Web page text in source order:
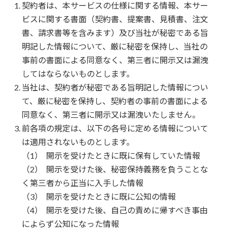
契約者は、本サービスの仕様に関する情報、本サー
ビスに関する書面（契約書、提案書、見積書、注文
書、請求書等を含みます）及び当社が秘密である旨
明記した情報について、厳に秘密を保持し、当社の
事前の書面による同意なく、第三者に開示又は漏洩
してはならないものとします。
当社は、契約者が秘密である旨明記した情報につい
て、厳に秘密を保持し、契約者の事前の書面による
同意なく、第三者に開示又は漏洩いたしません。
前各項の規定は、以下の各号に定める情報について
は適用されないものとします。
開示を受けたときに既に保有していた情報
開示を受けた後、秘密保持義務を負うことな
く第三者から正当に入手した情報
開示を受けたときに既に公知の情報
開示を受けた後、自己の責めに帰すべき事由
によらず公知になった情報